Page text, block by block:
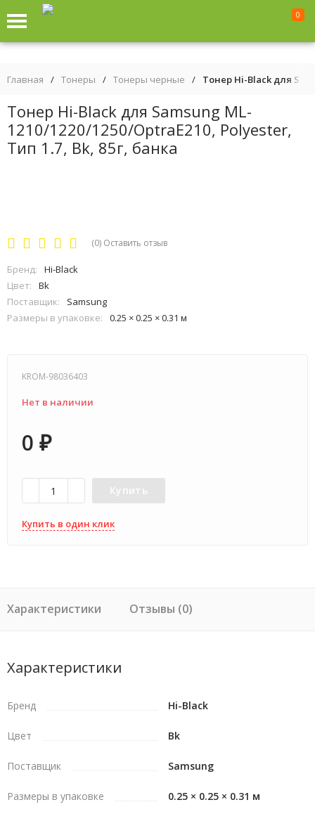
0
Главная / Тонеры / Тонеры черные / Тонер Hi-Black для
Тонер Hi-Black для Samsung ML-
1210/1220/1250/OptraE210, Polyester,
Тип 1.7, Bk, 85г, банка
(0) Оставить отзыв
Бренд:
Hi-Black
Цвет:
Bk
Поставщик:
Samsung
Размеры в упаковке:
0.25 × 0.25 × 0.31 м
KROM-98036403
Нет в наличии
0 ₽
Купить
Купить в один клик
Характеристики Отзывы (0)
Характеристики
Бренд Hi-Black
Цвет Bk
Поставщик Samsung
Размеры в упаковке 0.25 × 0.25 × 0.31 м